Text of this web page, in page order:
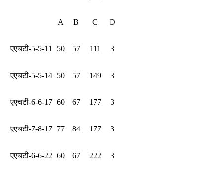
A B C D
एएचटी-5-5-11 50 57 111 3
एएचटी-5-5-14 50 57 149 3
एएचटी-6-6-17 60 67 177 3
एएचटी-7-8-17 77 84 177 3
एएचटी-6-6-22 60 67 222 3